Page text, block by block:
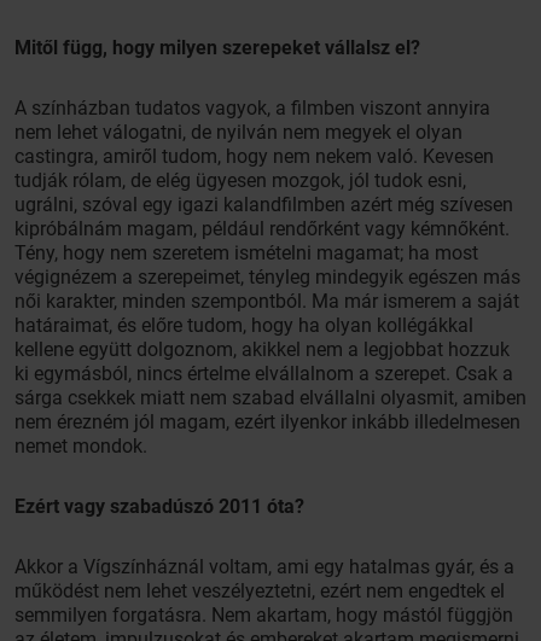
Mitől függ, hogy milyen szerepeket vállalsz el?
A színházban tudatos vagyok, a filmben viszont annyira
nem lehet válogatni, de nyilván nem megyek el olyan
castingra, amiről tudom, hogy nem nekem való. Kevesen
tudják rólam, de elég ügyesen mozgok, jól tudok esni,
ugrálni, szóval egy igazi kalandfilmben azért még szívesen
kipróbálnám magam, például rendőrként vagy kémnőként.
Tény, hogy nem szeretem ismételni magamat; ha most
végignézem a szerepeimet, tényleg mindegyik egészen más
női karakter, minden szempontból. Ma már ismerem a saját
határaimat, és előre tudom, hogy ha olyan kollégákkal
kellene együtt dolgoznom, akikkel nem a legjobbat hozzuk
ki egymásból, nincs értelme elvállalnom a szerepet. Csak a
sárga csekkek miatt nem szabad elvállalni olyasmit, amiben
nem érezném jól magam, ezért ilyenkor inkább illedelmesen
nemet mondok.
Ezért vagy szabadúszó 2011 óta?
Akkor a Vígszínháznál voltam, ami egy hatalmas gyár, és a
működést nem lehet veszélyeztetni, ezért nem engedtek el
semmilyen forgatásra. Nem akartam, hogy mástól függjön